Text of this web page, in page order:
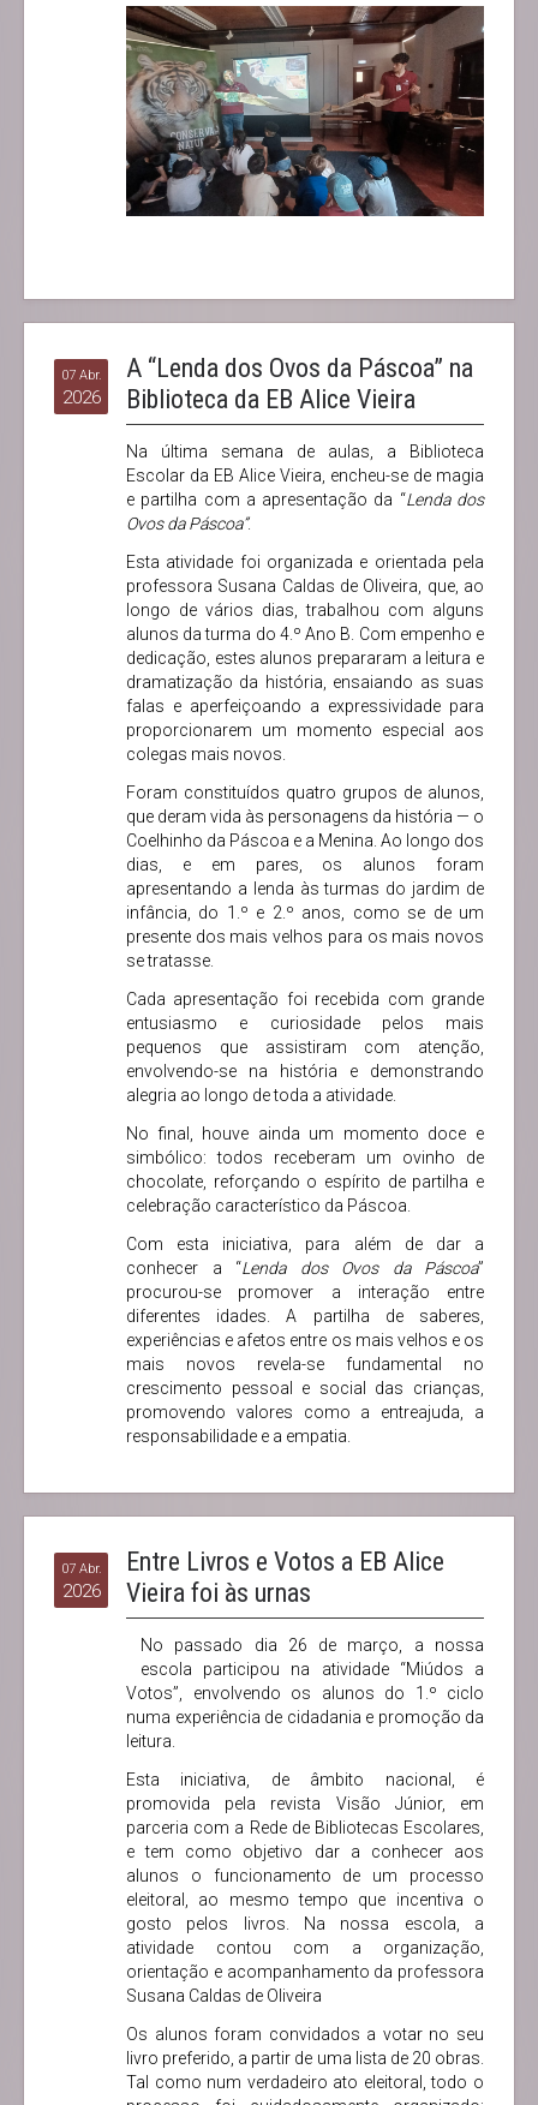
07 Abr.
2026
A “Lenda dos Ovos da Páscoa” na
Biblioteca da EB Alice Vieira
Na última semana de aulas, a Biblioteca
Escolar da EB Alice Vieira, encheu-se de magia
e partilha com a apresentação da “Lenda dos
Ovos da Páscoa”.
Esta atividade foi organizada e orientada pela
professora Susana Caldas de Oliveira, que, ao
longo de vários dias, trabalhou com alguns
alunos da turma do 4.º Ano B. Com empenho e
dedicação, estes alunos prepararam a leitura e
dramatização da história, ensaiando as suas
falas e aperfeiçoando a expressividade para
proporcionarem um momento especial aos
colegas mais novos.
Foram constituídos quatro grupos de alunos,
que deram vida às personagens da história — o
Coelhinho da Páscoa e a Menina. Ao longo dos
dias, e em pares, os alunos foram
apresentando a lenda às turmas do jardim de
infância, do 1.º e 2.º anos, como se de um
presente dos mais velhos para os mais novos
se tratasse.
Cada apresentação foi recebida com grande
entusiasmo e curiosidade pelos mais
pequenos que assistiram com atenção,
envolvendo-se na história e demonstrando
alegria ao longo de toda a atividade.
No final, houve ainda um momento doce e
simbólico: todos receberam um ovinho de
chocolate, reforçando o espírito de partilha e
celebração característico da Páscoa.
Com esta iniciativa, para além de dar a
conhecer a “Lenda dos Ovos da Páscoa”
procurou-se promover a interação entre
diferentes idades. A partilha de saberes,
experiências e afetos entre os mais velhos e os
mais novos revela-se fundamental no
crescimento pessoal e social das crianças,
promovendo valores como a entreajuda, a
responsabilidade e a empatia.
07 Abr.
2026
Entre Livros e Votos a EB Alice
Vieira foi às urnas
No passado dia 26 de março, a nossa
escola participou na atividade “Miúdos a
Votos”, envolvendo os alunos do 1.º ciclo
numa experiência de cidadania e promoção da
leitura.
Esta iniciativa, de âmbito nacional, é
promovida pela revista Visão Júnior, em
parceria com a Rede de Bibliotecas Escolares,
e tem como objetivo dar a conhecer aos
alunos o funcionamento de um processo
eleitoral, ao mesmo tempo que incentiva o
gosto pelos livros. Na nossa escola, a
atividade contou com a organização,
orientação e acompanhamento da professora
Susana Caldas de Oliveira
Os alunos foram convidados a votar no seu
livro preferido, a partir de uma lista de 20 obras.
Tal como num verdadeiro ato eleitoral, todo o